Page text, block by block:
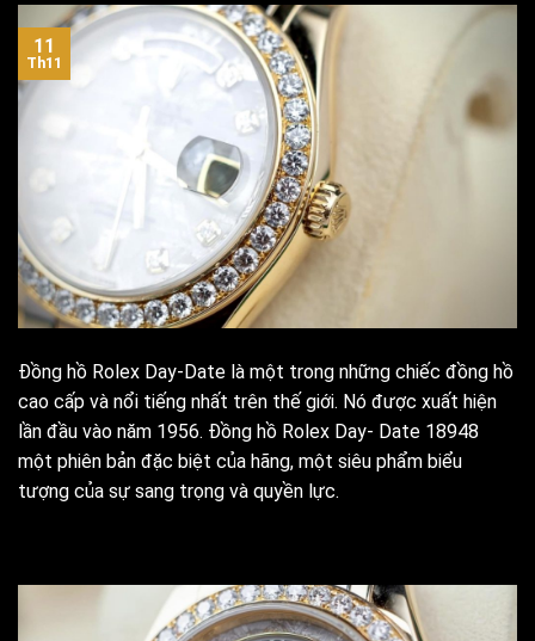
11
Th11
Đồng hồ Rolex Day-Date là một trong những chiếc đồng hồ
cao cấp và nổi tiếng nhất trên thế giới. Nó được xuất hiện
lần đầu vào năm 1956. Đồng hồ Rolex Day- Date 18948
một phiên bản đặc biệt của hãng, một siêu phẩm biểu
tượng của sự sang trọng và quyền lực.